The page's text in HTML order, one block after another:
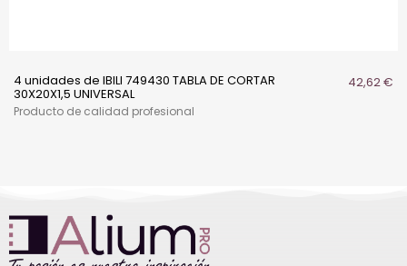
4 unidades de IBILI 749430 TABLA DE CORTAR
30X20X1,5 UNIVERSAL
42,62 €
Producto de calidad profesional